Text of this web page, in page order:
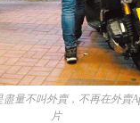
量不叫外賣，不再在外賣
片